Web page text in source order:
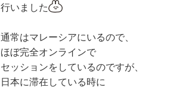
行いました
通常はマレーシアにいるので、
ほぼ完全オンラインで
セッションをしているのですが、
日本に滞在している時に